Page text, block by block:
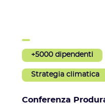
+5000 dipendenti
Strategia climatica
Conferenza